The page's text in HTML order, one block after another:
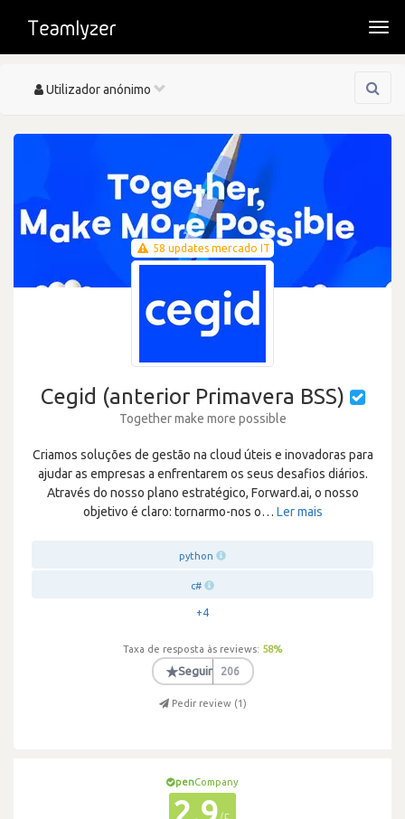
Toggle
Utilizador anónimo
58 updates mercado IT
Cegid (anterior Primavera BSS)
Together make more possible
Criamos soluções de gestão na cloud úteis e inovadoras para
ajudar as empresas a enfrentarem os seus desafios diários.
Através do nosso plano estratégico, Forward.ai, o nosso
objetivo é claro: tornarmo-nos o… Ler mais
python
c#
+4
Taxa de resposta às reviews: 58%
★Seguir 206
Pedir review (1)
penCompany